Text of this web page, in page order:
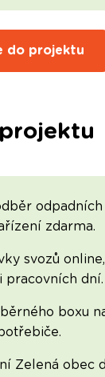
do projektu
odpadních
zdarma.
svozů
pracovních dní.
boxu
Zelená obec